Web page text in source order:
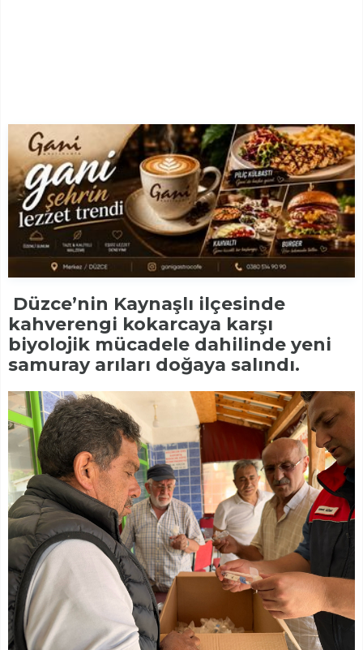
Düzce’nin Kaynaşlı ilçesinde
kahverengi kokarcaya karşı
biyolojik mücadele dahilinde yeni
samuray arıları doğaya salındı.